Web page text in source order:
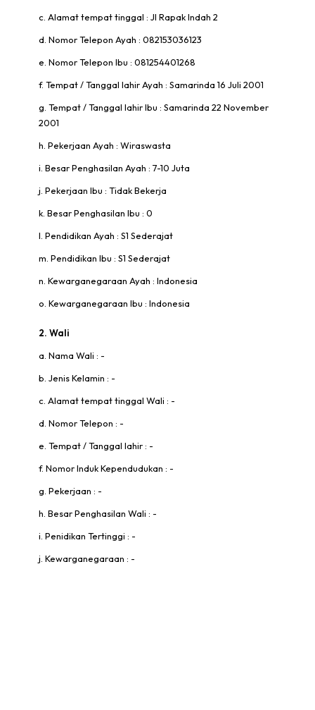
c. Alamat tempat tinggal : Jl Rapak Indah 2
d. Nomor Telepon Ayah : 082153036123
e. Nomor Telepon Ibu : 081254401268
f. Tempat / Tanggal lahir Ayah : Samarinda 16 Juli 2001
g. Tempat / Tanggal lahir Ibu : Samarinda 22 November
2001
h. Pekerjaan Ayah : Wiraswasta
i. Besar Penghasilan Ayah : 7-10 Juta
j. Pekerjaan Ibu : Tidak Bekerja
k. Besar Penghasilan Ibu : 0
l. Pendidikan Ayah : S1 Sederajat
m. Pendidikan Ibu : S1 Sederajat
n. Kewarganegaraan Ayah : Indonesia
o. Kewarganegaraan Ibu : Indonesia
2. Wali
a. Nama Wali : -
b. Jenis Kelamin : -
c. Alamat tempat tinggal Wali : -
d. Nomor Telepon : -
e. Tempat / Tanggal lahir : -
f. Nomor Induk Kependudukan : -
g. Pekerjaan : -
h. Besar Penghasilan Wali : -
i. Penidikan Tertinggi : -
j. Kewarganegaraan : -